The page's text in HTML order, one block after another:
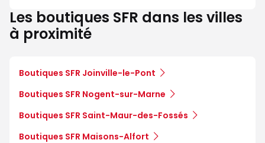
Les boutiques SFR dans les villes
à proximité
Boutiques SFR Joinville-le-Pont
Boutiques SFR Nogent-sur-Marne
Boutiques SFR Saint-Maur-des-Fossés
Boutiques SFR Maisons-Alfort